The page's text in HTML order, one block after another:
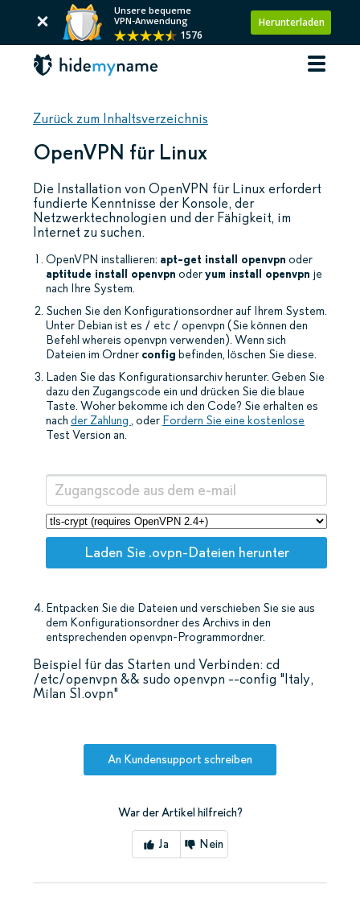
Unsere bequeme
VPN-Anwendung
1576
Herunterladen
Zurück zum Inhaltsverzeichnis
OpenVPN für Linux
Die Installation von OpenVPN für Linux erfordert
fundierte Kenntnisse der Konsole, der
Netzwerktechnologien und der Fähigkeit, im
Internet zu suchen.
OpenVPN installieren: apt-get install openvpn oder
aptitude install openvpn oderyum install openvpn je
nach Ihre System.
Suchen Sie den Konfigurationsordner auf Ihrem System.
Unter Debian ist es / etc / openvpn (Sie können den
Befehl whereis openvpn verwenden). Wenn sich
Dateien im Ordner config befinden, löschen Sie diese.
Laden Sie das Konfigurationsarchiv herunter. Geben Sie
dazu den Zugangscode ein und drücken Sie die blaue
Taste. Woher bekomme ich den Code? Sie erhalten es
nach der Zahlung , oder Fordern Sie eine kostenlose
Test Version an.
Laden Sie .ovpn-Dateien herunter
Entpacken Sie die Dateien und verschieben Sie sie aus
dem Konfigurationsordner des Archivs in den
entsprechenden openvpn-Programmordner.
Beispiel für das Starten und Verbinden: cd
/etc/openvpn && sudo openvpn --config "Italy,
Milan S1.ovpn"
An Kundensupport schreiben
War der Artikel hilfreich?
Ja Nein